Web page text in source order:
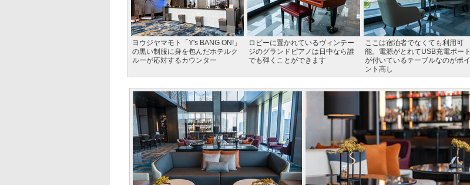
ヨウジヤマモト「Y's BANG ON!」
の黒い制服に身を包んだホテルク
ルーが応対するカウンター
ロビーに置かれているヴィンテー
ジのグランドピアノは日中なら誰
でも弾くことができます
ここは宿泊者でなくても利用可
能。電源がとれてUSB充電ポート
が付いているテーブルなのがポイ
ント高し